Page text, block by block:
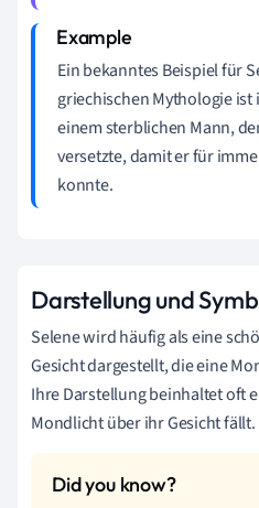
Ein bekanntes Beispiel für
griechischen Mythologie
einem sterblichen Mann,
versetzte, damit er für
konnte.
Darstellung und
Selene wird häufig als eine
Gesicht dargestellt, die eine
Ihre Darstellung beinhaltet oft
Mondlicht über ihr Gesicht fällt.